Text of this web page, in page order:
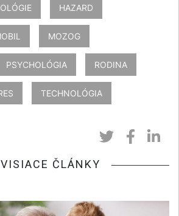
HAZARD
MOZOG
PSYCHOLÓGIA RODINA
TECHNOLÓGIA
ČLÁNKY